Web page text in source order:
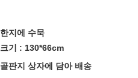
한지에 수묵
크기 : 130*66cm
골판지 상자에 담아 배송